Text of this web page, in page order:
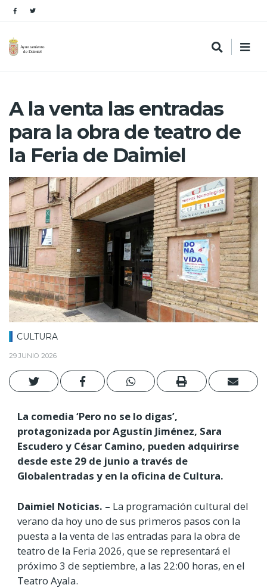
A la venta las entradas
para la obra de teatro de
la Feria de Daimiel
CULTURA
29 JUNIO 2026
La comedia ‘Pero no se lo digas’,
protagonizada por Agustín Jiménez, Sara
Escudero y César Camino, pueden adquirirse
desde este 29 de junio a través de
Globalentradas y en la oficina de Cultura.
Daimiel Noticias. – La programación cultural del
verano da hoy uno de sus primeros pasos con la
puesta a la venta de las entradas para la obra de
teatro de la Feria 2026, que se representará el
próximo 3 de septiembre, a las 22:00 horas, en el
Teatro Ayala.